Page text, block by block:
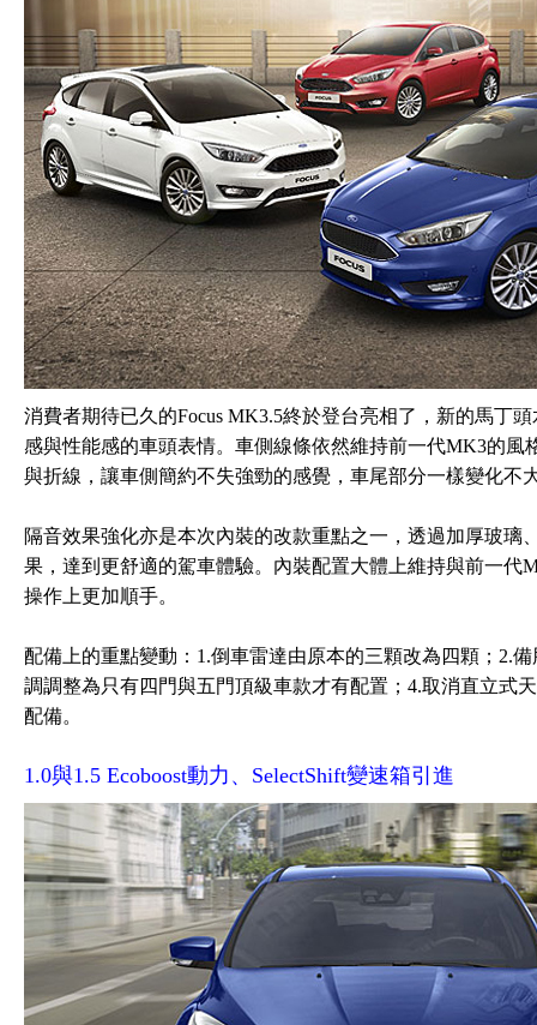
消費者期待已久的Focus MK3.5終於登台亮相了，新的馬丁
感與性能感的車頭表情。車側線條依然維持前一代MK3的風
與折線，讓車側簡約不失強勁的感覺，車尾部分一樣變化不
隔音效果強化亦是本次內裝的改款重點之一，透過加厚玻璃
果，達到更舒適的駕車體驗。內裝配置大體上維持與前一代
操作上更加順手。
配備上的重點變動：1.倒車雷達由原本的三顆改為四顆；2.
調調整為只有四門與五門頂級車款才有配置；4.取消直立式
配備。
1.0與1.5 Ecoboost動力、SelectShift變速箱引進